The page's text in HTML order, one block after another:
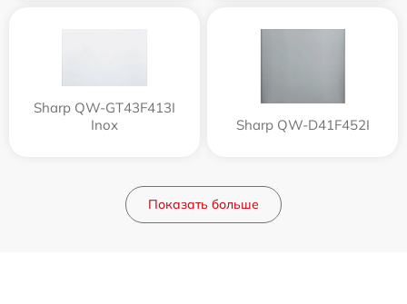
Sharp QW-GT43F413I
Inox
Sharp QW-D41F452I
Показать больше